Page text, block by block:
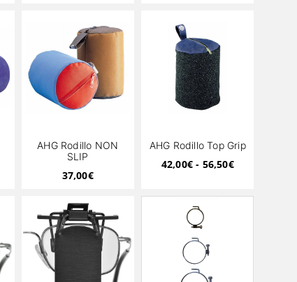
AHG Rodillo NON
SLIP
37,00€
AHG Rodillo Top Grip
42,00€ - 56,50€